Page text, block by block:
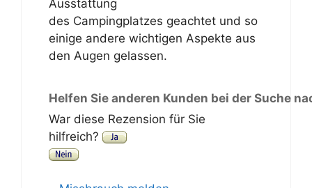
Ausstattung
des Campingplatzes geachtet und so
einige andere wichtigen Aspekte aus
den Augen gelassen.
Helfen Sie anderen Kunden bei der Suche
War diese Rezension für Sie
hilfreich?